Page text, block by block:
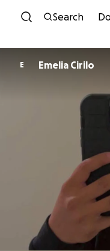
Search
E Emelia Cirilo